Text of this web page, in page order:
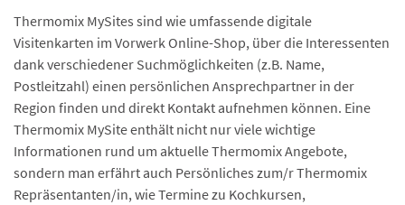
Thermomix MySites sind wie umfassende digitale
Visitenkarten im Vorwerk Online-Shop, über die Interessenten
dank verschiedener Suchmöglichkeiten (z.B. Name,
Postleitzahl) einen persönlichen Ansprechpartner in der
Region finden und direkt Kontakt aufnehmen können. Eine
Thermomix MySite enthält nicht nur viele wichtige
Informationen rund um aktuelle Thermomix Angebote,
sondern man erfährt auch Persönliches zum/r Thermomix
Repräsentanten/in, wie Termine zu Kochkursen,